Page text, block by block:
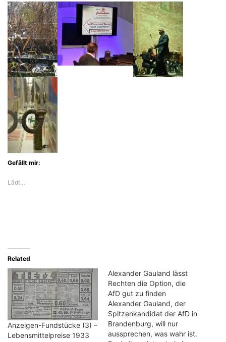
Gefällt mir:
Lädt…
Related
Anzeigen-Fundstücke (3) –
Lebensmittelpreise 1933
Alexander Gauland lässt
Rechten die Option, die
AfD gut zu finden
Alexander Gauland, der
Spitzenkandidat der AfD in
Brandenburg, will nur
aussprechen, was wahr ist.